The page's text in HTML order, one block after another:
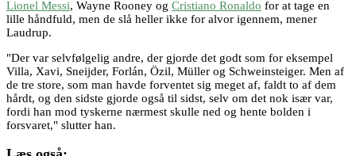
Lionel Messi, Wayne Rooney og Cristiano Ronaldo for at tage en
lille håndfuld, men de slå heller ikke for alvor igennem, mener
Laudrup.
"Der var selvfølgelig andre, der gjorde det godt som for eksempel
Villa, Xavi, Sneijder, Forlán, Özil, Müller og Schweinsteiger. Men af
de tre store, som man havde forventet sig meget af, faldt to af dem
hårdt, og den sidste gjorde også til sidst, selv om det nok især var,
fordi han mod tyskerne nærmest skulle ned og hente bolden i
forsvaret," slutter han.